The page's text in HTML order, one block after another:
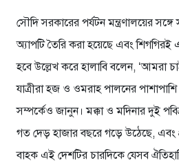
সৌদি সরকারের পর্যটন মন্ত্রণালয়ের
অ্যাপটি তৈরি করা হয়েছে এবং
হবে উল্লেখ করে হালাবি বলেন, ‘আমরা
যাত্রীরা হজ ও ওমরাহ পালনের
সম্পর্কেও জানুন। মক্কা ও মদিনার দুই
গত দেড় হাজার বছরে গড়ে উঠেছে, এবং
বাহক এই দেশটির চারদিকে যেসব